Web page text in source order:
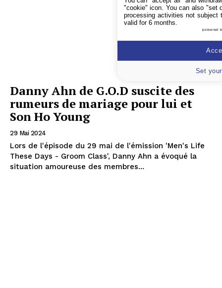
Danny Ahn de G.O.D suscite des
rumeurs de mariage pour lui et
Son Ho Young
29 Mai 2024
Lors de l'épisode du 29 mai de l'émission 'Men's Life
These Days - Groom Class', Danny Ahn a évoqué la
situation amoureuse des membres...
"cookie" icon . You can also "set
processing activities not subject
valid for 6 months.
powered
Set